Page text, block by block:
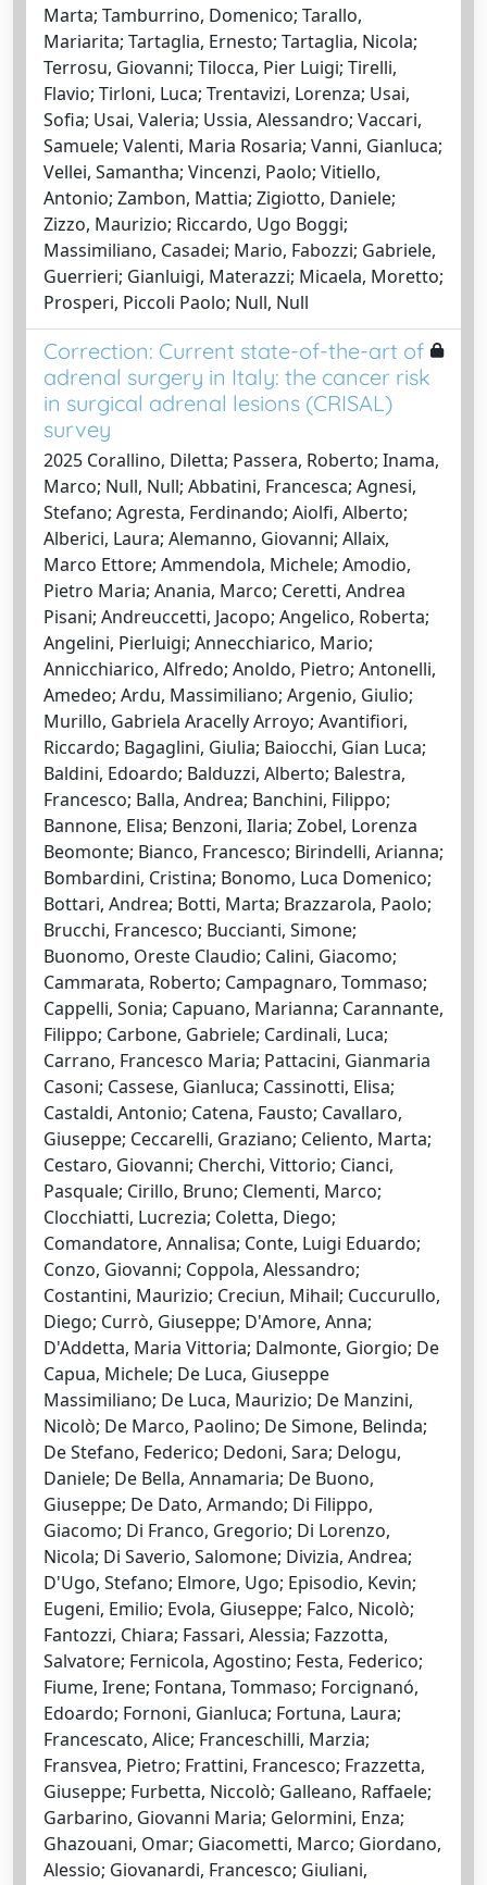
Marta; Tamburrino, Domenico; Tarallo,
Mariarita; Tartaglia, Ernesto; Tartaglia, Nicola;
Terrosu, Giovanni; Tilocca, Pier Luigi; Tirelli,
Flavio; Tirloni, Luca; Trentavizi, Lorenza; Usai,
Sofia; Usai, Valeria; Ussia, Alessandro; Vaccari,
Samuele; Valenti, Maria Rosaria; Vanni, Gianluca;
Vellei, Samantha; Vincenzi, Paolo; Vitiello,
Antonio; Zambon, Mattia; Zigiotto, Daniele;
Zizzo, Maurizio; Riccardo, Ugo Boggi;
Massimiliano, Casadei; Mario, Fabozzi; Gabriele,
Guerrieri; Gianluigi, Materazzi; Micaela, Moretto;
Prosperi, Piccoli Paolo; Null, Null
Correction: Current state-of-the-art of
adrenal surgery in Italy: the cancer risk
in surgical adrenal lesions (CRISAL)
survey
2025 Corallino, Diletta; Passera, Roberto; Inama,
Marco; Null, Null; Abbatini, Francesca; Agnesi,
Stefano; Agresta, Ferdinando; Aiolfi, Alberto;
Alberici, Laura; Alemanno, Giovanni; Allaix,
Marco Ettore; Ammendola, Michele; Amodio,
Pietro Maria; Anania, Marco; Ceretti, Andrea
Pisani; Andreuccetti, Jacopo; Angelico, Roberta;
Angelini, Pierluigi; Annecchiarico, Mario;
Annicchiarico, Alfredo; Anoldo, Pietro; Antonelli,
Amedeo; Ardu, Massimiliano; Argenio, Giulio;
Murillo, Gabriela Aracelly Arroyo; Avantifiori,
Riccardo; Bagaglini, Giulia; Baiocchi, Gian Luca;
Baldini, Edoardo; Balduzzi, Alberto; Balestra,
Francesco; Balla, Andrea; Banchini, Filippo;
Bannone, Elisa; Benzoni, Ilaria; Zobel, Lorenza
Beomonte; Bianco, Francesco; Birindelli, Arianna;
Bombardini, Cristina; Bonomo, Luca Domenico;
Bottari, Andrea; Botti, Marta; Brazzarola, Paolo;
Brucchi, Francesco; Buccianti, Simone;
Buonomo, Oreste Claudio; Calini, Giacomo;
Cammarata, Roberto; Campagnaro, Tommaso;
Cappelli, Sonia; Capuano, Marianna; Carannante,
Filippo; Carbone, Gabriele; Cardinali, Luca;
Carrano, Francesco Maria; Pattacini, Gianmaria
Casoni; Cassese, Gianluca; Cassinotti, Elisa;
Castaldi, Antonio; Catena, Fausto; Cavallaro,
Giuseppe; Ceccarelli, Graziano; Celiento, Marta;
Cestaro, Giovanni; Cherchi, Vittorio; Cianci,
Pasquale; Cirillo, Bruno; Clementi, Marco;
Clocchiatti, Lucrezia; Coletta, Diego;
Comandatore, Annalisa; Conte, Luigi Eduardo;
Conzo, Giovanni; Coppola, Alessandro;
Costantini, Maurizio; Creciun, Mihail; Cuccurullo,
Diego; Currò, Giuseppe; D'Amore, Anna;
D'Addetta, Maria Vittoria; Dalmonte, Giorgio; De
Capua, Michele; De Luca, Giuseppe
Massimiliano; De Luca, Maurizio; De Manzini,
Nicolò; De Marco, Paolino; De Simone, Belinda;
De Stefano, Federico; Dedoni, Sara; Delogu,
Daniele; De Bella, Annamaria; De Buono,
Giuseppe; De Dato, Armando; Di Filippo,
Giacomo; Di Franco, Gregorio; Di Lorenzo,
Nicola; Di Saverio, Salomone; Divizia, Andrea;
D'Ugo, Stefano; Elmore, Ugo; Episodio, Kevin;
Eugeni, Emilio; Evola, Giuseppe; Falco, Nicolò;
Fantozzi, Chiara; Fassari, Alessia; Fazzotta,
Salvatore; Fernicola, Agostino; Festa, Federico;
Fiume, Irene; Fontana, Tommaso; Forcignanó,
Edoardo; Fornoni, Gianluca; Fortuna, Laura;
Francescato, Alice; Franceschilli, Marzia;
Fransvea, Pietro; Frattini, Francesco; Frazzetta,
Giuseppe; Furbetta, Niccolò; Galleano, Raffaele;
Garbarino, Giovanni Maria; Gelormini, Enza;
Ghazouani, Omar; Giacometti, Marco; Giordano,
Alessio; Giovanardi, Francesco; Giuliani,